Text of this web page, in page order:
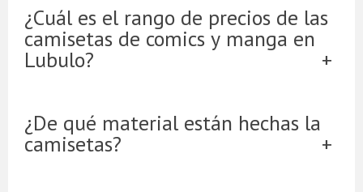
¿Cuál es el rango de precios de las
camisetas de comics y manga en
Lubulo?
¿De qué material están hechas la
camisetas?